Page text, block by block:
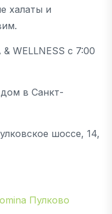
халаты и
WELLNESS с 7:00
в Санкт-
шоссе, 14,
Пулково